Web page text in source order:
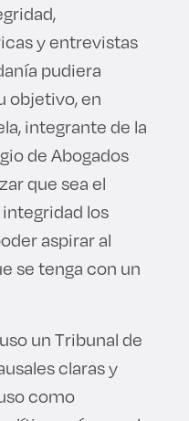
y entrevistas
pudiera
objetivo, en
integrante de la
de Abogados
que sea el
los
aspirar al
se tenga con un
un Tribunal de
claras y
como